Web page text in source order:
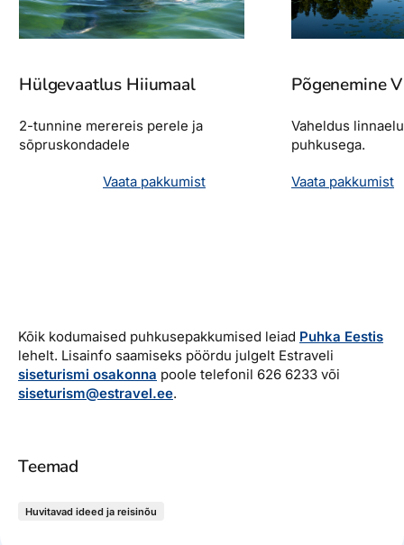
Hülgevaatlus Hiiumaal
2-tunnine merereis perele ja
sõpruskondadele
Vaata pakkumist
Põgenemine
Vaheldus
puhkusega.
Vaata pakkumist
Kõik kodumaised puhkusepakkumised leiad Puhka Eestis
lehelt. Lisainfo saamiseks pöördu julgelt Estraveli
siseturismi osakonna poole telefonil 626 6233 või
siseturism@estravel.ee.
Teemad
Huvitavad ideed ja reisinõu